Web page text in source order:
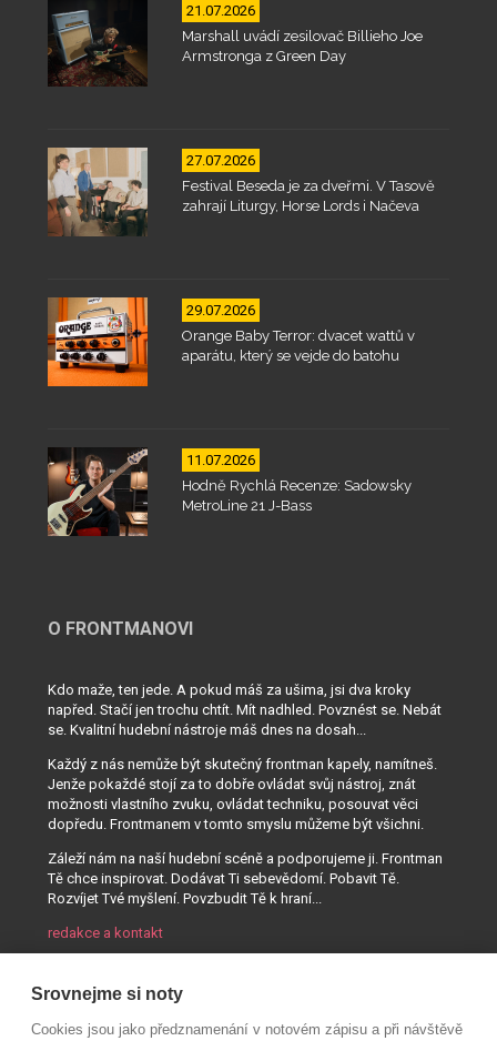
21.07.2026
Marshall uvádí zesilovač Billieho Joe
Armstronga z Green Day
27.07.2026
Festival Beseda je za dveřmi. V Tasově
zahrají Liturgy, Horse Lords i Načeva
29.07.2026
Orange Baby Terror: dvacet wattů v
aparátu, který se vejde do batohu
11.07.2026
Hodně Rychlá Recenze: Sadowsky
MetroLine 21 J-Bass
O FRONTMANOVI
Kdo maže, ten jede. A pokud máš za ušima, jsi dva kroky
napřed. Stačí jen trochu chtít. Mít nadhled. Povznést se. Nebát
se. Kvalitní hudební nástroje máš dnes na dosah...
Každý z nás nemůže být skutečný frontman kapely, namítneš.
Jenže pokaždé stojí za to dobře ovládat svůj nástroj, znát
možnosti vlastního zvuku, ovládat techniku, posouvat věci
dopředu. Frontmanem v tomto smyslu můžeme být všichni.
Záleží nám na naší hudební scéně a podporujeme ji. Frontman
Tě chce inspirovat. Dodávat Ti sebevědomí. Pobavit Tě.
Rozvíjet Tvé myšlení. Povzbudit Tě k hraní...
redakce a kontakt
Srovnejme si noty
Cookies jsou jako předznamenání v notovém zápisu a při návštěvě